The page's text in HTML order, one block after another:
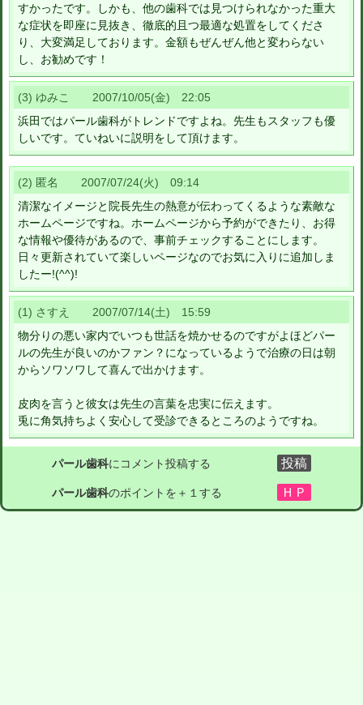
すかったです。しかも、他の歯科では見つけられなかった重大
な症状を即座に見抜き、徹底的且つ最適な処置をしてくださ
り、大変満足しております。金額もぜんぜん他と変わらない
し、お勧めです！
(3) ゆみこ 2007/10/05(金) 22:05
浜田ではパール歯科がトレンドですよね。先生もスタッフも優
しいです。ていねいに説明をして頂けます。
(2) 匿名 2007/07/24(火) 09:14
清潔なイメージと院長先生の熱意が伝わってくるような素敵な
ホームページですね。ホームページから予約ができたり、お得
な情報や優待があるので、事前チェックすることにします。
日々更新されていて楽しいページなのでお気に入りに追加しま
したー!(^^)!
(1) さすえ 2007/07/14(土) 15:59
物分りの悪い家内でいつも世話を焼かせるのですがよほどパー
ルの先生が良いのかファン？になっているようで治療の日は朝
からソワソワして喜んで出かけます。
皮肉を言うと彼女は先生の言葉を忠実に伝えます。
兎に角気持ちよく安心して受診できるところのようですね。
パール歯科にコメント投稿する
パール歯科のポイントを＋１する